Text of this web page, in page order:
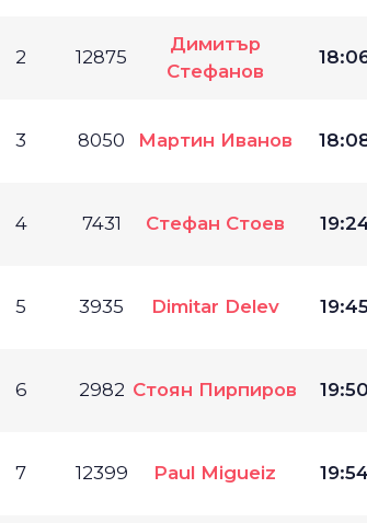
2 12875
Димитър
Стефанов
3 8050 Мартин Иванов
4 7431 Стефан Стоев
5 3935 Dimitar Delev 19:45
6 2982 Стоян Пирпиров 19:50
7 12399 Paul Migueiz 19:54